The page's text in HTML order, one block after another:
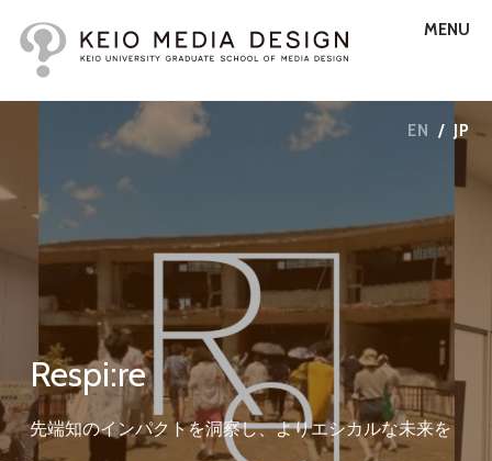
MENU
EN / JP
Respi:re
先端知のインパクトを洞察し、よりエシカルな未来を